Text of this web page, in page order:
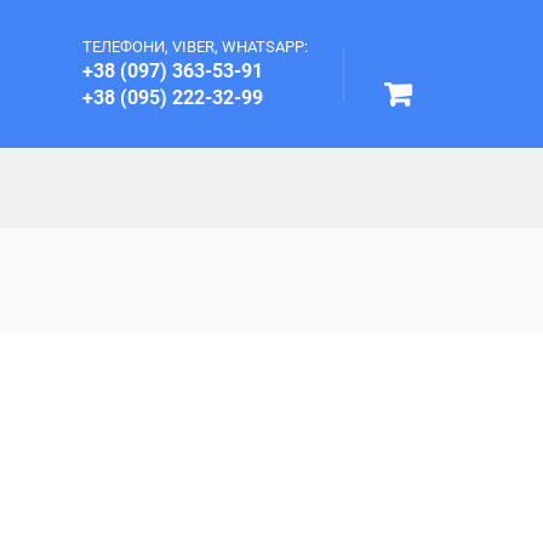
ТЕЛЕФОНИ, VIBER, WHATSAPP:
+38 (097) 363-53-91
+38 (095) 222-32-99